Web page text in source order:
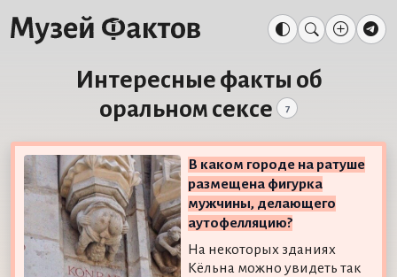
Интересные факты об
оральном сексе
7
В каком городе на ратуше
размещена фигурка
мужчины, делающего
аутофелляцию?
На некоторых зданиях
Кёльна можно увидеть так